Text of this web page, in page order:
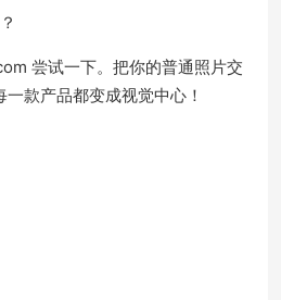
尝试一下。把你的普通照片交
款产品都变成视觉中心！